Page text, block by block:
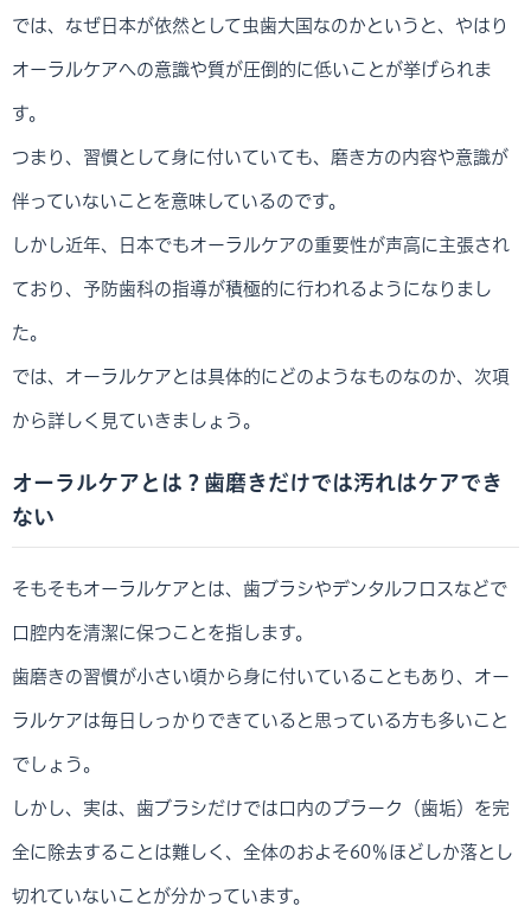
では、なぜ日本が依然として虫歯大国なのかというと、やはり
オーラルケアへの意識や質が圧倒的に低いことが挙げられま
す。
つまり、習慣として身に付いていても、磨き方の内容や意識が
伴っていないことを意味しているのです。
しかし近年、日本でもオーラルケアの重要性が声高に主張され
ており、予防歯科の指導が積極的に行われるようになりまし
た。
では、オーラルケアとは具体的にどのようなものなのか、次項
から詳しく見ていきましょう。
オーラルケアとは？歯磨きだけでは汚れはケアでき
ない
そもそもオーラルケアとは、歯ブラシやデンタルフロスなどで
口腔内を清潔に保つことを指します。
歯磨きの習慣が小さい頃から身に付いていることもあり、オー
ラルケアは毎日しっかりできていると思っている方も多いこと
でしょう。
しかし、実は、歯ブラシだけでは口内のプラーク（歯垢）を完
全に除去することは難しく、全体のおよそ60％ほどしか落とし
切れていないことが分かっています。